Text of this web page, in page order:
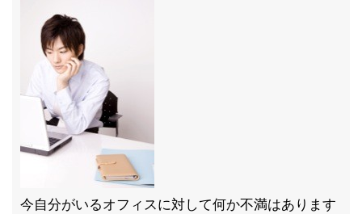
今自分がいるオフィスに対して何か不満はあります